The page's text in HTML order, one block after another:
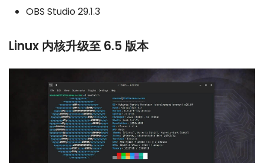
OBS Studio 29.1.3
Linux 内核升级至 6.5 版本